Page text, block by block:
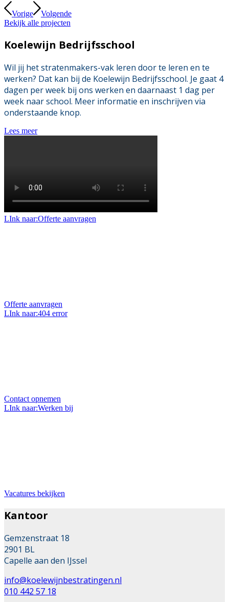
Vorige
Volgende
Bekijk alle projecten
Koelewijn Bedrijfsschool
Wil jij het stratenmakers-vak leren door te leren en te
werken? Dat kan bij de Koelewijn Bedrijfsschool. Je gaat 4
dagen per week bij ons werken en daarnaast 1 dag per
week naar school. Meer informatie en inschrijven via
onderstaande knop.
Lees meer
LInk naar:Offerte aanvragen
Offerte aanvragen
LInk naar:404 error
Contact opnemen
LInk naar:Werken bij
Vacatures bekijken
Kantoor
Gemzenstraat 18
2901 BL
Capelle aan den IJssel
info@koelewijnbestratingen.nl
010 442 57 18